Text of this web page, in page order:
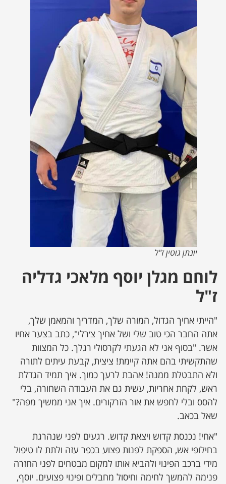
יונתן גוטין ז"ל
לוחם מגלן יוסף מלאכי גדליה
ז"ל
"הייתי אחיך הגדול, המורה שלך, המדריך והמאמן שלך,
אתה החבר הכי טוב שלי ושל אחיך צ׳רלי", כתב בצער אחיו
אשר. "בסוף אני לא הגעתי לקרסולי רגלך. כל המצוות
שהתקשיתי בהם אתה קיימת! ציצית, קבעת עיתים לתורה
ולא התבטלת ממנה! אהבת לרעך כמוך. איך תמיד הגדלת
ראש, לקחת אחריות, עשית גם את העבודה השחורה, בלי
להסס ובלי לחפש את אור הזרקורים. איך אני ממשיך מפה?"
שאל בכאב.
"אחי! נכנסת קדוש ויצאת קדוש. רגעים לפני שנהרגת
בחילופי אש, הספקת לפנות פצוע בכפר עזה ולתת לו טיפול
מידי ברכב הפינוי ולהביא אותו למקום מבטחים לפני החזרה
פנימה להמשך לחימה וחיסול מחבלים ופינוי פצועים. יוסף,